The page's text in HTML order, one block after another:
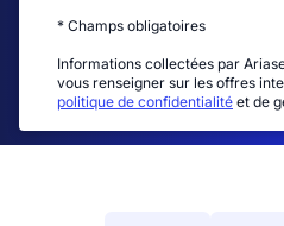
* Champs obligatoires
Informations collectées par
vous renseigner sur les offres
politique de confidentialité et de